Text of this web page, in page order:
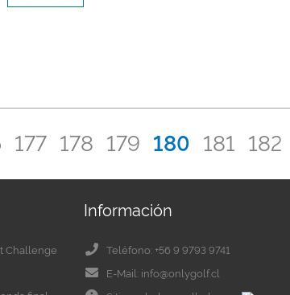
177 178 179 180 181 182
Challenge
Información
Teléfono: +56 9 9793 9741
E-Mail: info@onlygolf.cl